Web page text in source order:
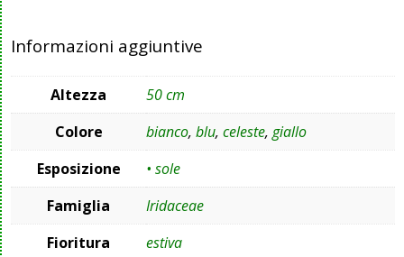
Informazioni aggiuntive
Altezza
50 cm
Colore
bianco, blu, celeste, giallo
Esposizione
• sole
Famiglia
Iridaceae
Fioritura
estiva